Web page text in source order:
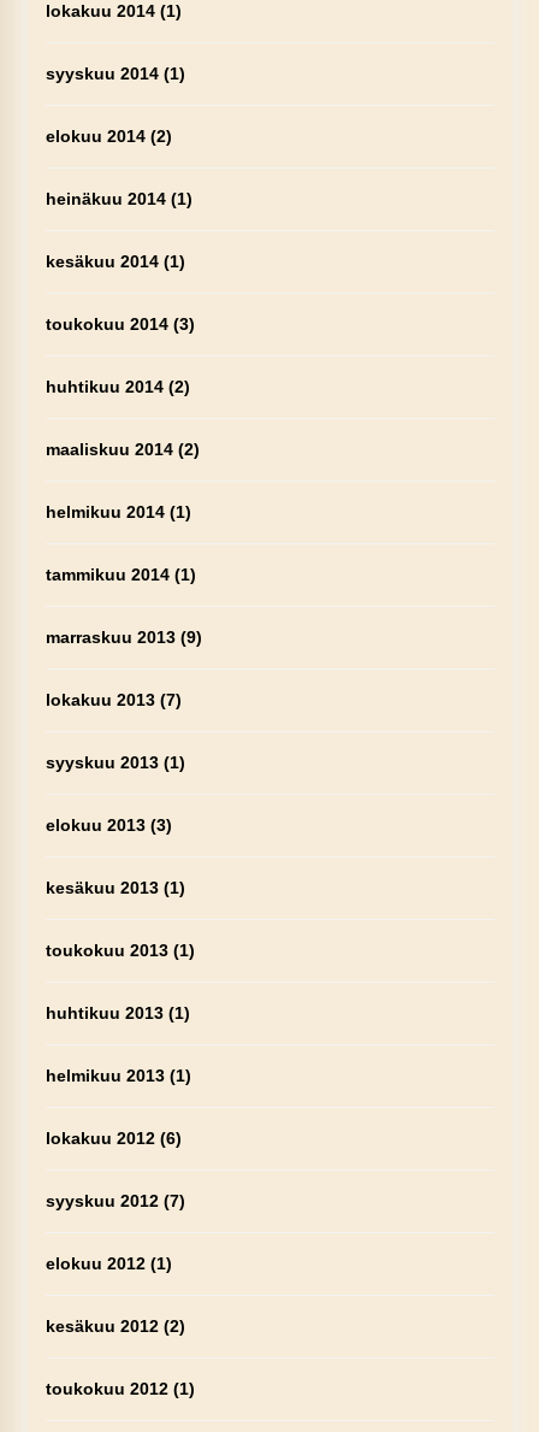
lokakuu 2014(1)
syyskuu 2014(1)
elokuu 2014(2)
heinäkuu 2014(1)
kesäkuu 2014(1)
toukokuu 2014(3)
huhtikuu 2014(2)
maaliskuu 2014(2)
helmikuu 2014(1)
tammikuu 2014(1)
marraskuu 2013(9)
lokakuu 2013(7)
syyskuu 2013(1)
elokuu 2013(3)
kesäkuu 2013(1)
toukokuu 2013(1)
huhtikuu 2013(1)
helmikuu 2013(1)
lokakuu 2012(6)
syyskuu 2012(7)
elokuu 2012(1)
kesäkuu 2012(2)
toukokuu 2012(1)